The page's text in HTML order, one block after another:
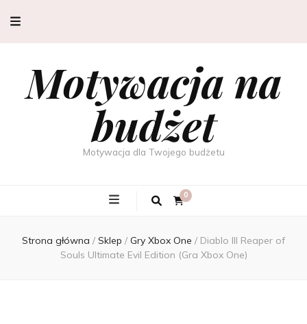
Motywacja na
budżet
Motywacja dla Twojego budżetu
0
Strona główna / Sklep / Gry Xbox One / Diablo III Reaper of
Souls Ultimate Evil Edition (Gra Xbox One)